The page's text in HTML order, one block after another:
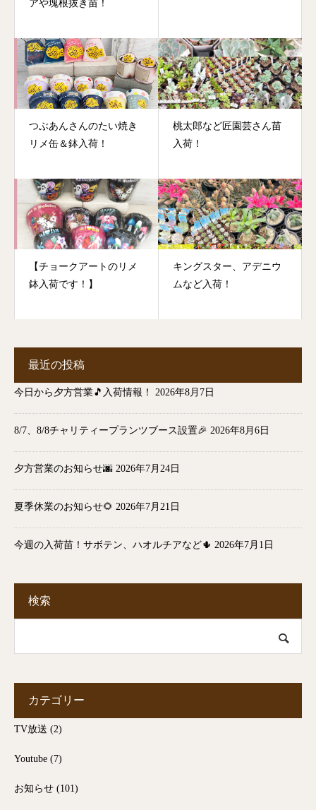
アや塊根抜き苗！
つぶあんさんのたい焼き
リメ缶＆鉢入荷！
桃太郎など匠園芸さん苗
入荷！
【チョークアートのリメ
鉢入荷です！】
キングスター、アデニウ
ムなど入荷！
最近の投稿
今日から夕方営業🎵入荷情報！ 2026年8月7日
8/7、8/8チャリティープランツブース設置🎉 2026年8月6日
夕方営業のお知らせ🌆 2026年7月24日
夏季休業のお知らせ🌻 2026年7月21日
今週の入荷苗！サボテン、ハオルチアなど🌵 2026年7月1日
検索
カテゴリー
TV放送 (2)
Youtube (7)
お知らせ (101)